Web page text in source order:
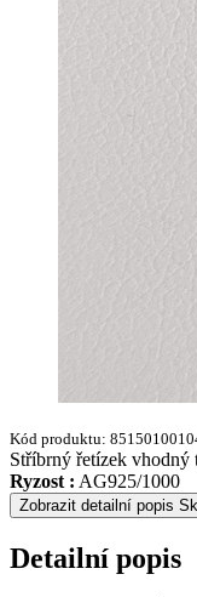
Kód produktu:
Stříbrný řetízek vhodný
Ryzost : AG925/1000
Zobrazit detailní popis
Detailní popis